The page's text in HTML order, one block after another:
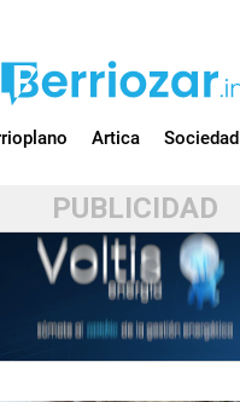
Artica Sociedad
PUBLICIDAD